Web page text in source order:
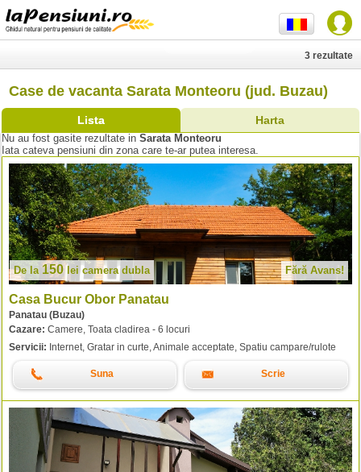
Case de vacanta Sarata Monteoru (jud. Buzau)
Lista Harta
3 rezultate
Nu au fost gasite rezultate in Sarata Monteoru
Iata cateva pensiuni din zona care te-ar putea interesa.
De la 150leicamera dubla Fără Avans!
Casa Bucur Obor Panatau
Panatau (Buzau)
Cazare: Camere, Toata cladirea - 6 locuri
Servicii: Internet, Gratar in curte, Animale acceptate, Spatiu campare/rulote
Suna Scrie